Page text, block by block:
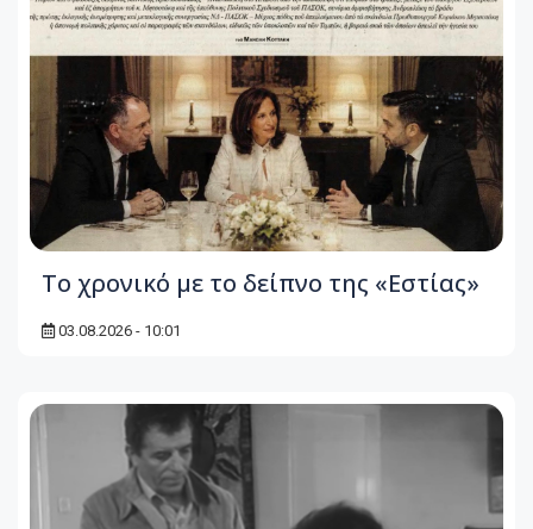
Το χρονικό με το δείπνο της «Εστίας»
03.08.2026 - 10:01